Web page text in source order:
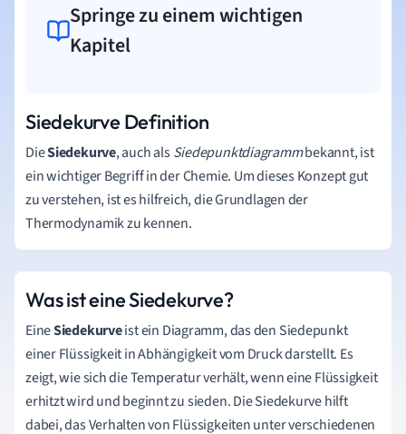
Springe zu einem wichtigen
Kapitel
Siedekurve Definition
DieSiedekurve, auch alsSiedepunktdiagrammbekannt, ist
ein wichtiger Begriff in der Chemie. Um dieses Konzept gut
zu verstehen, ist es hilfreich, die Grundlagen der
Thermodynamik zu kennen.
Was ist eine Siedekurve?
EineSiedekurveist ein Diagramm, das den Siedepunkt
einer Flüssigkeit in Abhängigkeit vom Druck darstellt. Es
zeigt, wie sich die Temperatur verhält, wenn eine Flüssigkeit
erhitzt wird und beginnt zu sieden. Die Siedekurve hilft
dabei, das Verhalten von Flüssigkeiten unter verschiedenen